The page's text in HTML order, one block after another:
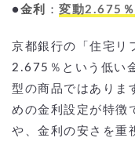
●金利 ： 変動2.675％
京都銀行の「住宅リ
2.675％という低い
型の商品ではありま
めの金利設定が特徴
や、金利の安さを重